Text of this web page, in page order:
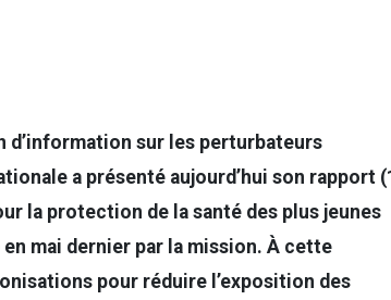
d’information sur les perturbateurs
a présenté aujourd’hui son rapport
la protection de la santé des plus jeunes
mai dernier par la mission. À cette
pour réduire l’exposition des